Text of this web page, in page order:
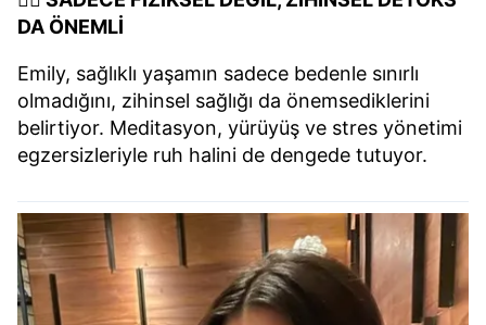
DA ÖNEMLİ
Emily, sağlıklı yaşamın sadece bedenle sınırlı
olmadığını, zihinsel sağlığı da önemsediklerini
belirtiyor. Meditasyon, yürüyüş ve stres yönetimi
egzersizleriyle ruh halini de dengede tutuyor.